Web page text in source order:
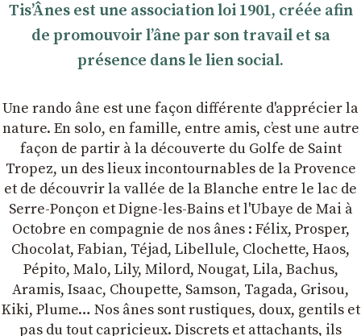
TisʼÂnes est une association loi 1901, créée afin
de promouvoir lʼâne par son travail et sa
présence dans le lien social.
Une rando âne est une façon différente d'apprécier la
nature. En solo, en famille, entre amis, cʼest une autre
façon de partir à la découverte du Golfe de Saint
Tropez, un des lieux incontournables de la Provence
et de découvrir la vallée de la Blanche entre le lac de
Serre-Ponçon et Digne-les-Bains et l'Ubaye de Mai à
Octobre en compagnie de nos ânes : Félix, Prosper,
Chocolat, Fabian, Téjad, Libellule, Clochette, Haos,
Pépito, Malo, Lily, Milord, Nougat, Lila, Bachus,
Aramis, Isaac, Choupette, Samson, Tagada, Grisou,
Kiki, Plume… Nos ânes sont rustiques, doux, gentils et
pas du tout capricieux. Discrets et attachants, ils